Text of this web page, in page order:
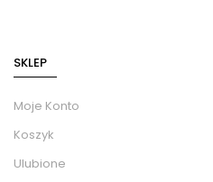
SKLEP
Moje Konto
Koszyk
Ulubione